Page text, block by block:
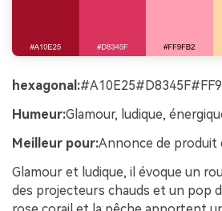
hexagonal:
Humeur:Glamour, ludique,
Meilleur pour:Annonce de produit
Glamour et ludique, il évoque un
des projecteurs chauds et un pop